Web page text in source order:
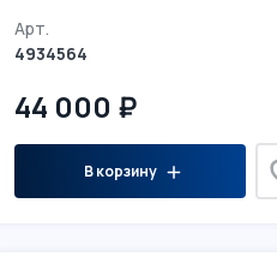
Арт.
4934564
44 000 ₽
В корзину